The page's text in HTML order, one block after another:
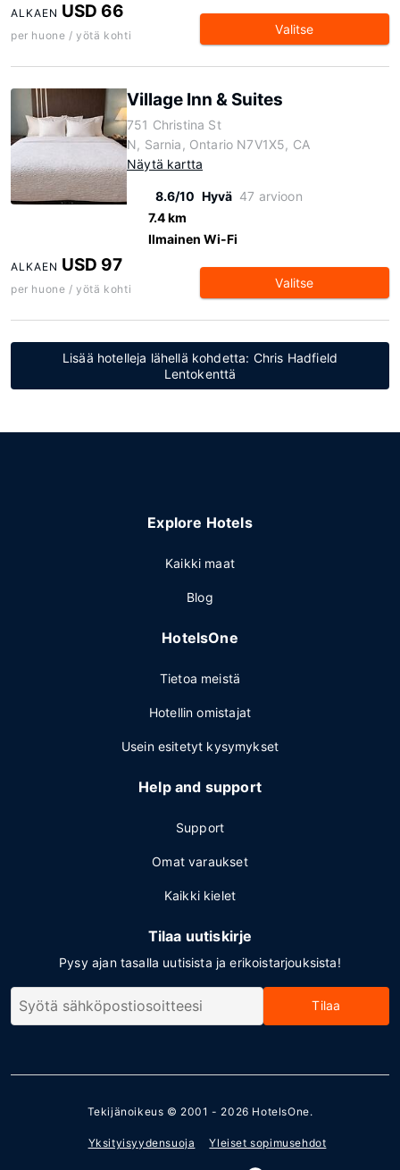
ALKAEN USD 66
per huone / yötä kohti Valitse
Village Inn & Suites
751 Christina St
N, Sarnia, Ontario N7V1X5, CA
Näytä kartta
8.6/10 Hyvä 47 arvioon
7.4 km
Ilmainen Wi-Fi
ALKAEN USD 97
per huone / yötä kohti Valitse
Lisää hotelleja lähellä kohdetta: Chris Hadfield
Lentokenttä
Explore Hotels
Kaikki maat
Blog
HotelsOne
Tietoa meistä
Hotellin omistajat
Usein esitetyt kysymykset
Help and support
Support
Omat varaukset
Kaikki kielet
Tilaa uutiskirje
Pysy ajan tasalla uutisista ja erikoistarjouksista!
Tilaa
Tekijänoikeus © 2001 - 2026 HotelsOne.
Yksityisyydensuoja Yleiset sopimusehdot